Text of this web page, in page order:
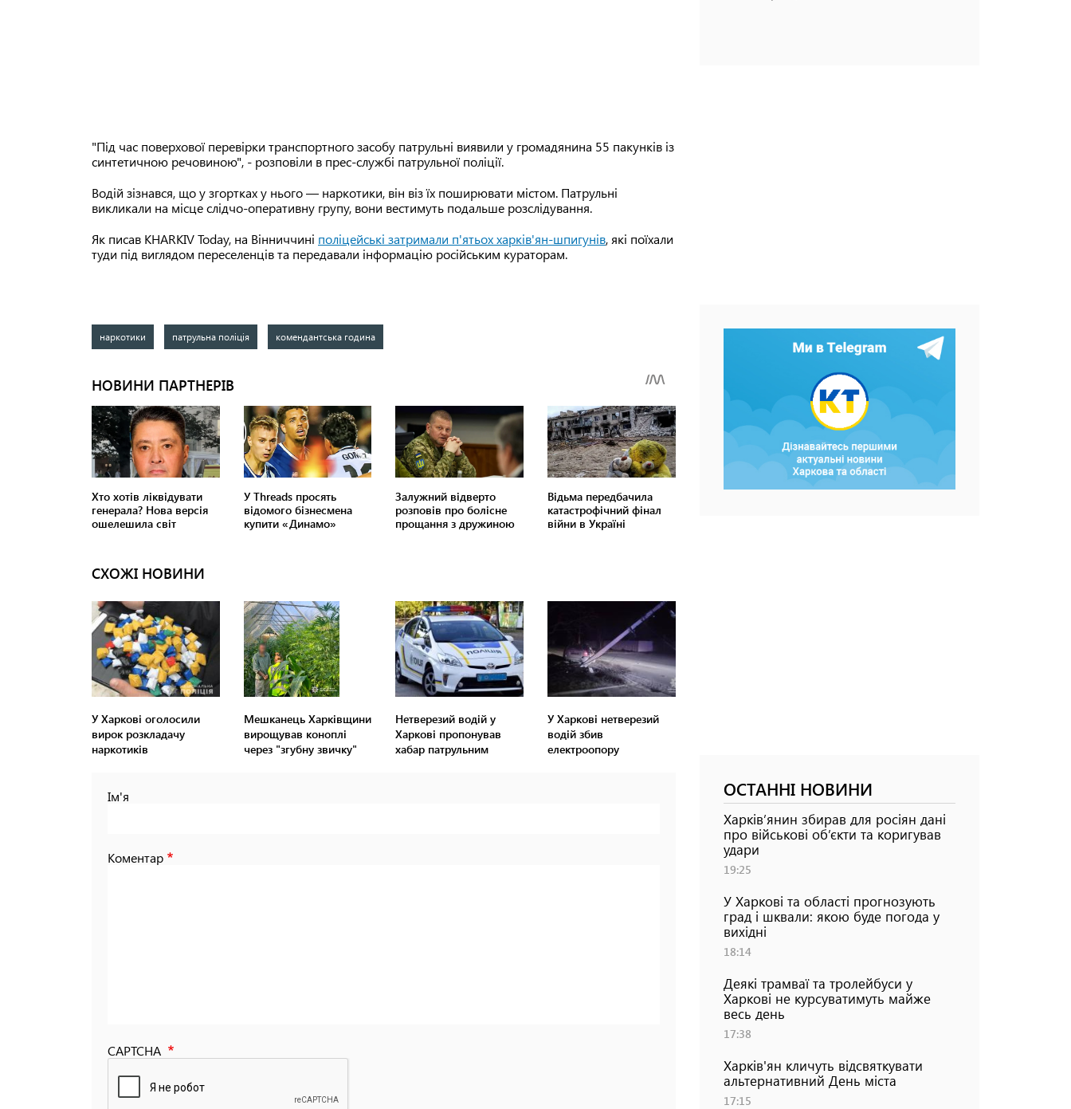
"Під час поверхової перевірки транспортного засобу патрульні виявили у громадянина 55 пакунків із
синтетичною речовиною", - розповіли в прес-службі патрульної поліції.
Водій зізнався, що у згортках у нього — наркотики, він віз їх поширювати містом. Патрульні
викликали на місце слідчо-оперативну групу, вони вестимуть подальше розслідування.
Як писав KHARKIV Today, на Вінниччині поліцейські затримали п'ятьох харків'ян-шпигунів, які поїхали
туди під виглядом переселенців та передавали інформацію російським кураторам.
наркотики патрульна поліція комендантська година
СХОЖІ НОВИНИ
У Харкові оголосили
вирок розкладачу
наркотиків
Мешканець Харківщини
вирощував коноплі
через "згубну звичку"
Нетверезий водій у
Харкові пропонував
хабар патрульним
У Харкові нетверезий
водій збив
електроопору
Ім'я
Коментар
CAPTCHA
ОСТАННІ НОВИНИ
Харків’янин збирав для росіян дані
про військові об’єкти та коригував
удари
19:25
У Харкові та області прогнозують
град і шквали: якою буде погода у
вихідні
18:14
Деякі трамваї та тролейбуси у
Харкові не курсуватимуть майже
весь день
17:38
Харків'ян кличуть відсвяткувати
альтернативний День міста
17:15